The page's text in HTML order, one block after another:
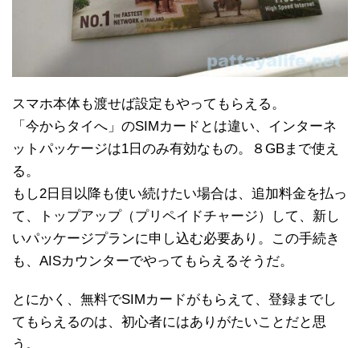
スマホ本体も渡せば設定もやってもらえる。
「今からタイへ」のSIMカードとは違い、インターネ
ットパッケージは1日のみ有効なもの。８GBまで使え
る。
もし2日目以降も使い続けたい場合は、追加料金を払っ
て、トップアップ（プリペイドチャージ）して、新し
いパッケージプランに申し込む必要あり。この手続き
も、AISカウンターでやってもらえるそうだ。
とにかく、無料でSIMカードがもらえて、登録までし
てもらえるのは、初心者にはありがたいことだと思
う。